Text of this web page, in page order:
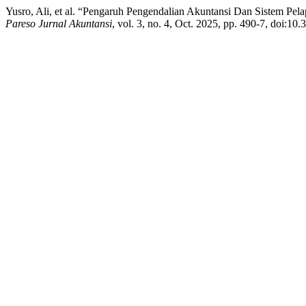
Yusro, Ali, et al. “Pengaruh Pengendalian Akuntansi Dan Sistem
Pareso Jurnal Akuntansi, vol. 3, no. 4, Oct. 2025, pp. 490-7,